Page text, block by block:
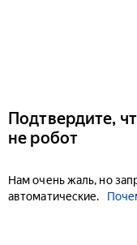
Подтвердите,
не робот
Нам очень жаль, но
автоматические.